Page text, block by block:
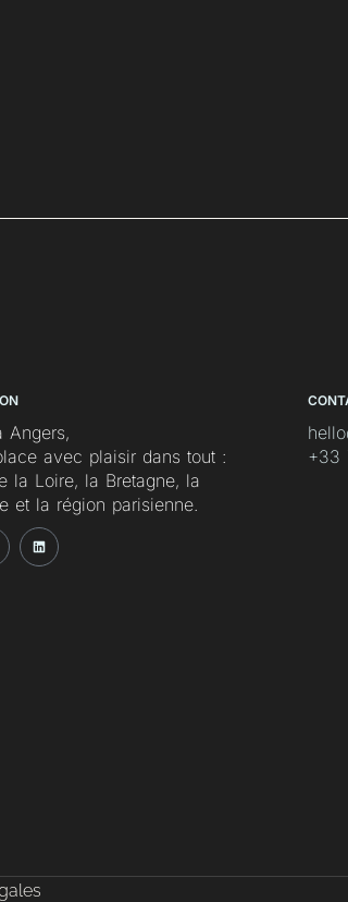
Angers,
avec plaisir dans tout :
la Loire, la Bretagne, la
et la région parisienne.
‭+33